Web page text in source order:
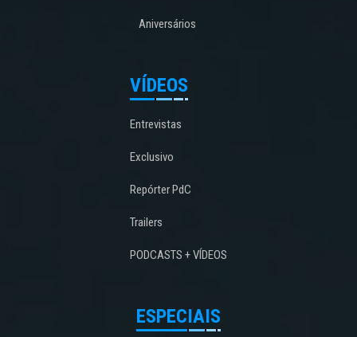
Aniversários
VÍDEOS
Entrevistas
Exclusivo
Repórter PdC
Trailers
PODCASTS + VÍDEOS
ESPECIAIS